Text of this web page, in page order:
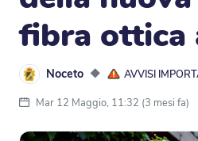
fibra ottica
Noceto ◆ AVVISI
Mar 12 Maggio, 11:32 (3 mesi fa)